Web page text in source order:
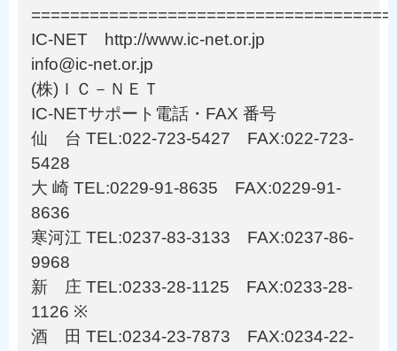
IC-NET http://www.ic-net.or.jp
info@ic-net.or.jp
(株)ＩＣ－ＮＥＴ
IC-NETサポート電話・FAX 番号
仙 台 TEL:022-723-5427 FAX:022-723-
5428
大 崎 TEL:0229-91-8635 FAX:0229-91-
8636
寒河江 TEL:0237-83-3133 FAX:0237-86-
9968
新 庄 TEL:0233-28-1125 FAX:0233-28-
1126 ※
酒 田 TEL:0234-23-7873 FAX:0234-22-